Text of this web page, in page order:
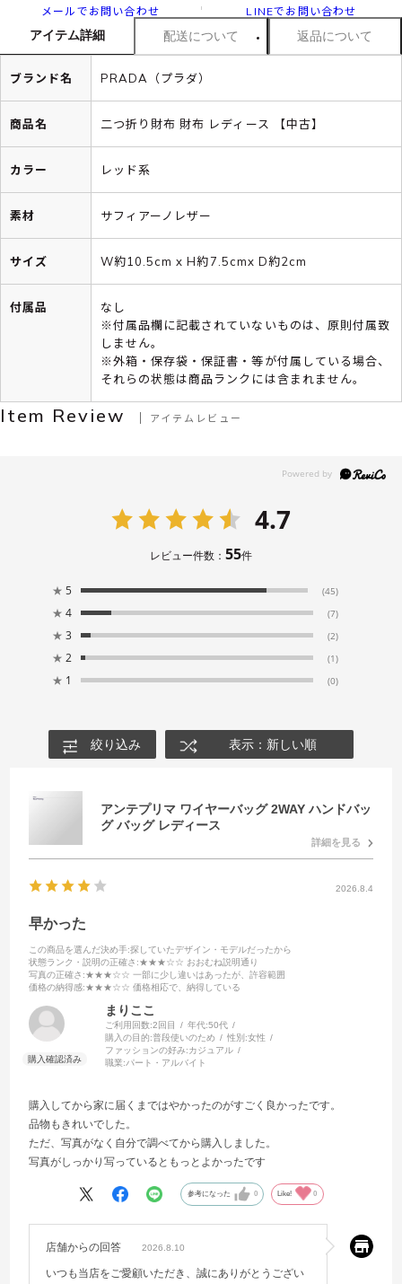
メールでお問い合わせ LINEでお問い合わせ
アイテム詳細 配送について 返品について
ブランド名 PRADA（プラダ）
商品名 二つ折り財布 財布 レディース 【中古】
カラー レッド系
素材 サフィアーノレザー
サイズ W約10.5cm x H約7.5cmx D約2cm
付属品
なし
※付属品欄に記載されていないものは、原則付属致
しません。
※外箱・保存袋・保証書・等が付属している場合、
それらの状態は商品ランクには含まれません。
Item Review アイテムレビュー
4.7
レビュー件数： 55件
★ 5 (45)
★ 4 (7)
★ 3 (2)
★ 2 (1)
★ 1 (0)
絞り込み 表示：新しい順
アンテプリマ ワイヤーバッグ 2WAY ハンドバッ
グ バッグ レディース
詳細を見る
2026.8.4
早かった
この商品を選んだ決め手:探していたデザイン・モデルだったから
状態ランク・説明の正確さ :★★★☆☆ おおむね説明通り
写真の正確さ :★★★☆☆ 一部に少し違いはあったが、許容範囲
価格の納得感:★★★☆☆ 価格相応で、納得している
まりここ
ご利用回数:2回目 年代:50代
購入の目的:普段使いのため 性別:女性
ファッションの好み:カジュアル
職業:パート・アルバイト
購入してから家に届くまではやかったのがすごく良かったです。
品物もきれいでした。
ただ、写真がなく自分で調べてから購入しました。
写真がしっかり写っているともっとよかったです
参考になった 0 Like! 0
店舗からの回答 2026.8.10
いつも当店をご愛顧いただき、誠にありがとうござい